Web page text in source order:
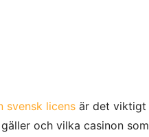
svensk licensär det viktigt
och vilka casinon som